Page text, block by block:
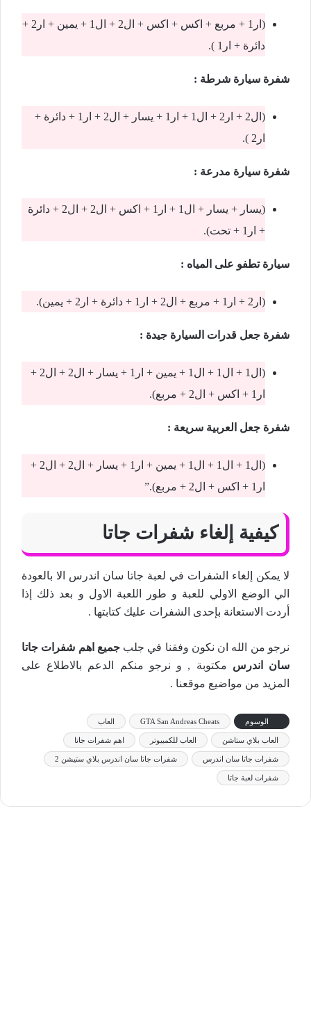
(ار1 + مربع + اكس + اكس + ال2 + ال1 + يمين + ار2 +
دائرة + ار1 ).
شفرة سيارة شرطة :
(ال2 + ار2 + ال1 + ار1 + يسار + ال2 + ار1 + دائرة +
ار2 ).
شفرة سيارة مدرعة :
(يسار + يسار + ال1 + ار1 + اكس + ال2 + ال2 + دائرة
+ ار1 + تحت).
سيارة تطفو على المياه :
(ار2 + ار1 + مربع + ال2 + ار1 + دائرة + ار2 + يمين).
شفرة جعل قدرات السيارة جيدة :
(ال1 + ال1 + ال1 + يمين + ار1 + يسار + ال2 + ال2 +
ار1 + اكس + ال2 + مربع).
شفرة جعل العربية سريعة :
(ال1 + ال1 + ال1 + يمين + ار1 + يسار + ال2 + ال2 +
ار1 + اكس + ال2 + مربع).”
كيفية إلغاء شفرات جاتا
لا يمكن إلغاء الشفرات في لعبة جاتا سان اندرس الا بالعودة
الي الوضع الاولي للعبة و طور اللعبة الاول و بعد ذلك إذا
أردت الاستعانة بإحدى الشفرات عليك كتابتها .
نرجو من الله ان نكون وفقنا في جلبجميع اهم شفرات جاتا
سان اندرس مكتوبة , و نرجو منكم الدعم بالاطلاع على
المزيد من مواضيع موقعنا .
الوسوم GTA San Andreas Cheats العاب
العاب بلاي ستاشن العاب للكمبيوتر اهم شفرات جاتا
شفرات جاتا سان اندرس شفرات جاتا سان اندرس بلاي ستيشن 2
شفرات لعبة جاتا